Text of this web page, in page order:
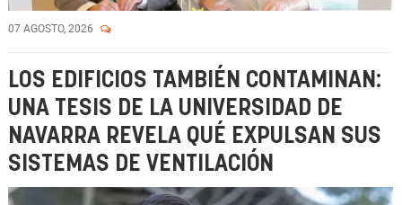
07 AGOSTO, 2026
LOS EDIFICIOS TAMBIÉN CONTAMINAN:
UNA TESIS DE LA UNIVERSIDAD DE
NAVARRA REVELA QUÉ EXPULSAN SUS
SISTEMAS DE VENTILACIÓN